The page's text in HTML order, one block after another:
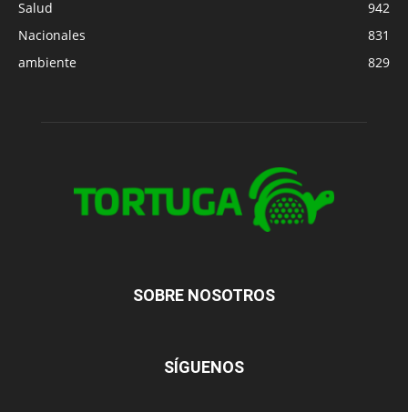
Salud
942
Nacionales
831
ambiente
829
SOBRE NOSOTROS
SÍGUENOS